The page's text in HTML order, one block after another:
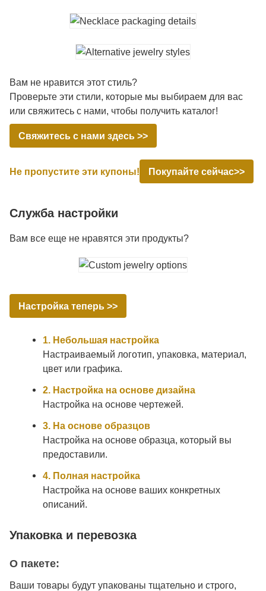
Вам не нравится этот стиль?
Проверьте эти стили, которые мы выбираем для вас
или свяжитесь с нами, чтобы получить каталог!
Свяжитесь с нами здесь >>
Не пропустите эти купоны! Покупайте сейчас>>
Служба настройки
Вам все еще не нравятся эти продукты?
Настройка теперь >>
1. Небольшая настройка
Настраиваемый логотип, упаковка, материал,
цвет или графика.
2. Настройка на основе дизайна
Настройка на основе чертежей.
3. На основе образцов
Настройка на основе образца, который вы
предоставили.
4. Полная настройка
Настройка на основе ваших конкретных
описаний.
Упаковка и перевозка
О пакете:
Ваши товары будут упакованы тщательно и строго,